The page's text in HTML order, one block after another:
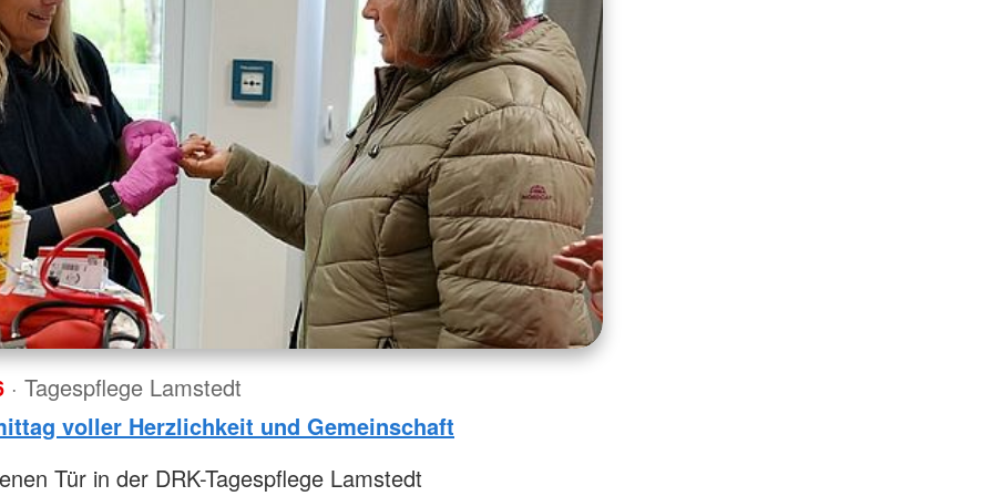
· Tagespflege Lamstedt
voller Herzlichkeit und Gemeinschaft
Tür in der DRK-Tagespflege Lamstedt